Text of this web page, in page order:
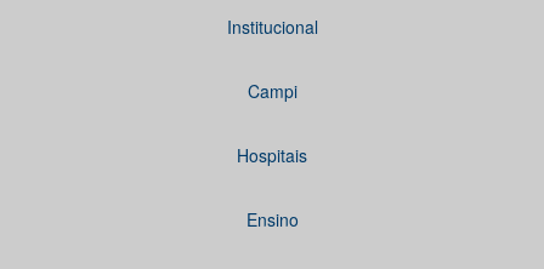
Institucional
Campi
Hospitais
Ensino